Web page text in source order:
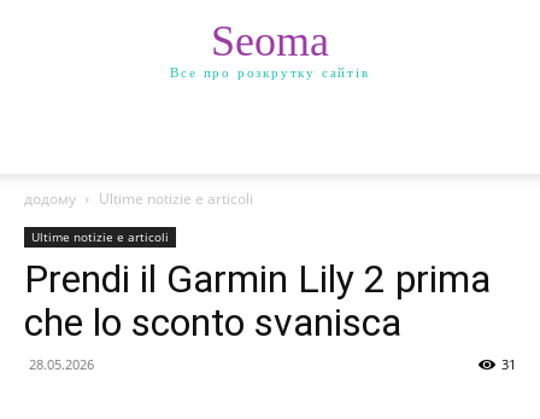
Seoma
Все про розкрутку сайтів
додому Ultime notizie e articoli
Ultime notizie e articoli
Prendi il Garmin Lily 2 prima
che lo sconto svanisca
28.05.2026 31